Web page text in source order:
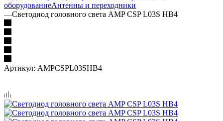
оборудованиеАнтенны и переходники
—Светодиод головного света AMP CSP L03S HB4
Артикул: AMPCSPL03SHB4